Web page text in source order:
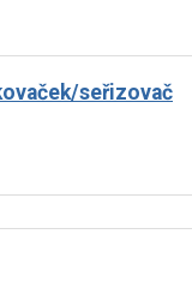
seřizovač